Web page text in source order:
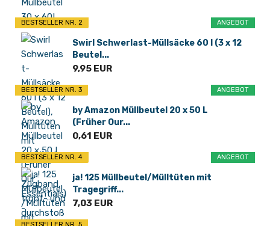
ANGEBOT
BESTSELLER NR. 2
Swirl Schwerlast-Müllsäcke 60 l (3 x 12
Beutel...
9,95 EUR
ANGEBOT
BESTSELLER NR. 3
by Amazon Müllbeutel 20 x 50 L
(Früher Our...
0,61 EUR
ANGEBOT
BESTSELLER NR. 4
ja! 125 Müllbeutel/Mülltüten mit
Tragegriff...
7,03 EUR
BESTSELLER NR. 5